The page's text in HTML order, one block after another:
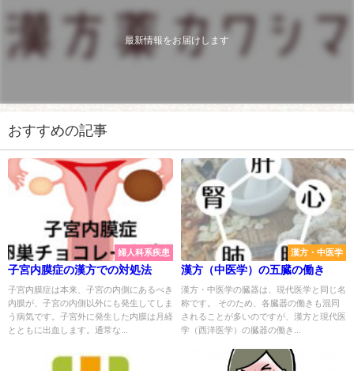
最新情報をお届けします
おすすめの記事
婦人科系疾患
子宮内膜症の漢方での対処法
子宮内膜症は本来、子宮の内側にあるべき
内膜が、子宮の内側以外にも発生してしま
う病気です。子宮外に発生した内膜は月経
とともに出血します。通常な...
漢方・中医学
漢方（中医学）の五臓の働き
漢方・中医学の臓器は、現代医学と同じ名
称です。 そのため、各臓器の働きも混同
されることが多いのですが、漢方と現代医
学（西洋医学）の臓器の働き...